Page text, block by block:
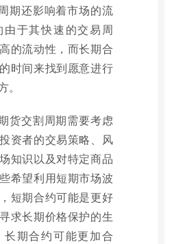
期还影响着市场的流
于其快速的交易周
的流动性，而长期合
时间来找到愿意进行
货交割周期需要考虑
资者的交易策略、风
知识以及对特定商品
希望利用短期市场波
短期合约可能是更好
求长期价格保护的生
期合约可能更加合